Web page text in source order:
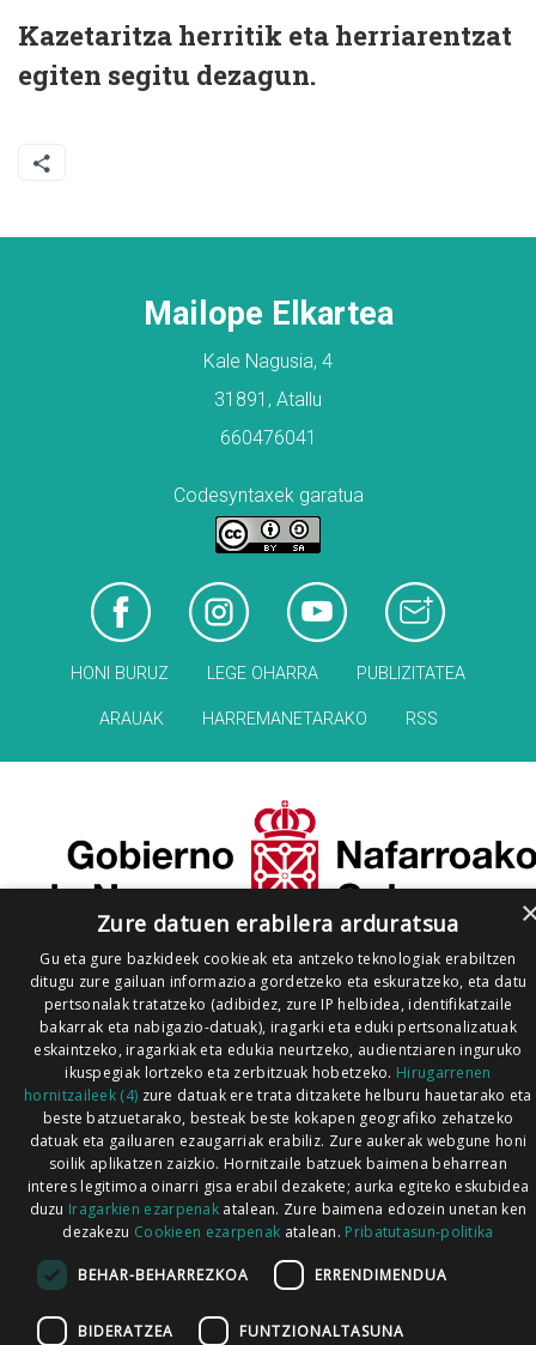
Kazetaritza herritik eta herriarentzat
egiten segitu dezagun.
Mailope Elkartea
Kale Nagusia, 4
31891, Atallu
660476041
Codesyntaxek garatua
HONI BURUZ LEGE OHARRA PUBLIZITATEA
ARAUAK HARREMANETARAKO RSS
Zure datuen erabilera arduratsua
Gu eta gure bazkideek cookieak eta antzeko teknologiak erabiltzen
ditugu zure gailuan informazioa gordetzeko eta eskuratzeko, eta datu
pertsonalak tratatzeko (adibidez, zure IP helbidea, identifikatzaile
bakarrak eta nabigazio-datuak), iragarki eta eduki pertsonalizatuak
eskaintzeko, iragarkiak eta edukia neurtzeko, audientziaren inguruko
ikuspegiak lortzeko eta zerbitzuak hobetzeko. Hirugarrenen
hornitzaileek (4) zure datuak ere trata ditzakete helburu hauetarako eta
beste batzuetarako, besteak beste kokapen geografiko zehatzeko
datuak eta gailuaren ezaugarriak erabiliz. Zure aukerak webgune honi
soilik aplikatzen zaizkio. Hornitzaile batzuek baimena beharrean
interes legitimoa oinarri gisa erabil dezakete; aurka egiteko eskubidea
duzu Iragarkien ezarpenak atalean. Zure baimena edozein unetan ken
dezakezu Cookieen ezarpenak atalean. Pribatutasun-politika
BEHAR-BEHARREZKOA ERRENDIMENDUA
BIDERATZEA FUNTZIONALTASUNA